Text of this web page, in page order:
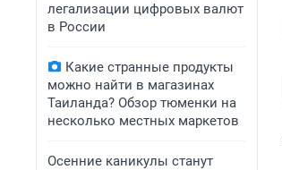
легализации цифровых валют
в России
Какие странные продукты
можно найти в магазинах
Таиланда? Обзор тюменки на
несколько местных маркетов
Осенние каникулы станут